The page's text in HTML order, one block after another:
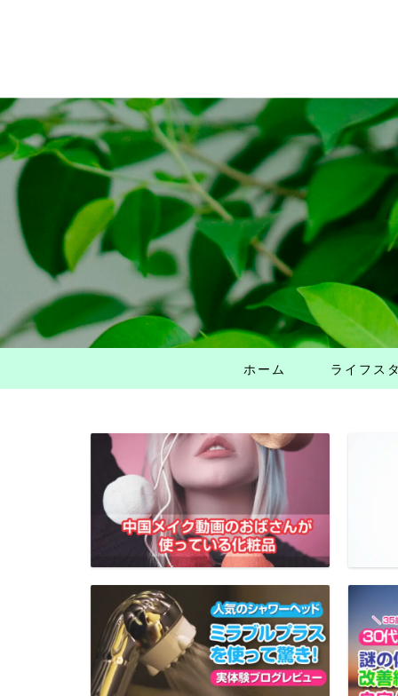
ホーム ライフス